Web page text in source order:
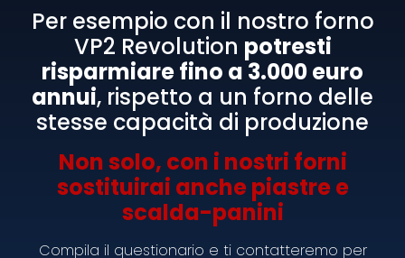
Chef con tecnologia a induzione nasce per
incontrare le esigenze di quei locali che per
motivi di spazio non riescono ad installare una
cucina da ristorante.
Speedy Chef
Per esempio con il nostro forno
VP2 Revolution potresti
risparmiare fino a 3.000 euro
annui, rispetto a un forno delle
stesse capacità di produzione
Non solo, con i nostri forni
sostituirai anche piastre e
scalda-panini
Compila il questionario e ti contatteremo per